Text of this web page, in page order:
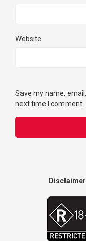
Website
Save my name,
next time I comment.
Disclaimer